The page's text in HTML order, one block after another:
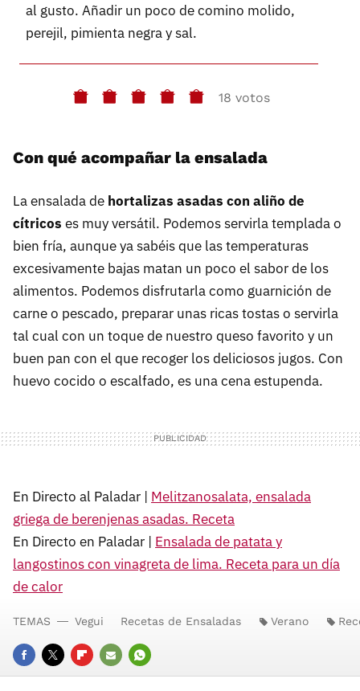
al gusto. Añadir un poco de comino molido,
perejil, pimienta negra y sal.
18 votos
Con qué acompañar la ensalada
La ensalada de hortalizas asadas con aliño de
cítricos es muy versátil. Podemos servirla templada o
bien fría, aunque ya sabéis que las temperaturas
excesivamente bajas matan un poco el sabor de los
alimentos. Podemos disfrutarla como guarnición de
carne o pescado, preparar unas ricas tostas o servirla
tal cual con un toque de nuestro queso favorito y un
buen pan con el que recoger los deliciosos jugos. Con
huevo cocido o escalfado, es una cena estupenda.
En Directo al Paladar | Melitzanosalata, ensalada
griega de berenjenas asadas. Receta
En Directo en Paladar | Ensalada de patata y
langostinos con vinagreta de lima. Receta para un día
de calor
FACEBOOK
TWITTERFLIPBOARD
E- WHATSAPP
TEMAS Vegui Recetas de Ensaladas Verano